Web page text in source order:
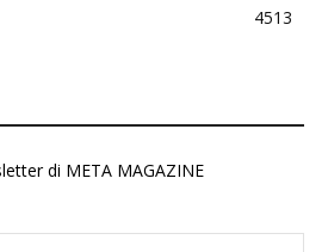
4513
di META MAGAZINE